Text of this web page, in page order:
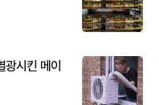
시킨 메이